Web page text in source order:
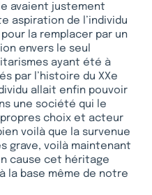
avaient justement
aspiration de l’individu
la remplacer par un
envers le seul
ayant été à
par l’histoire du XXe
allait enfin pouvoir
une société qui le
choix et acteur
voilà que la survenue
grave, voilà maintenant
cause cet héritage
la base même de notre